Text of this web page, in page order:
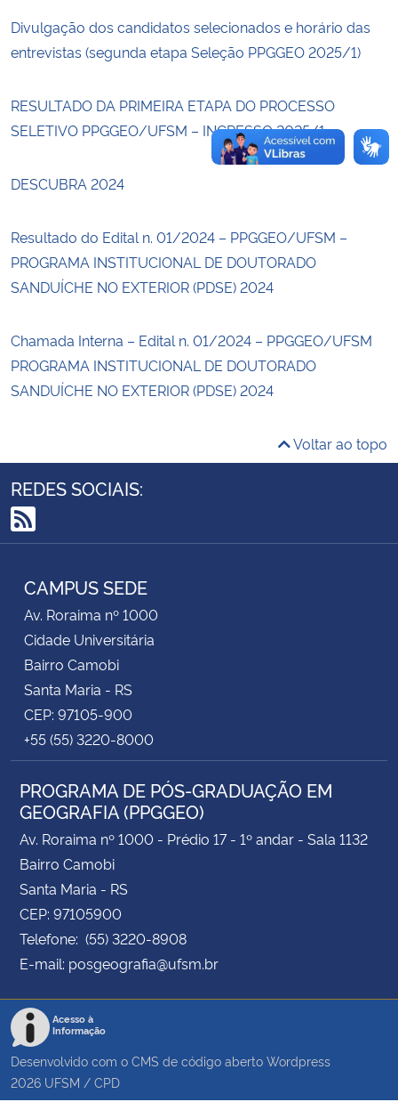
Gabinete de Segurança Institucional
Banco Central do Brasil
Planalto
Divulgação dos candidatos selecionados e horário das
entrevistas (segunda etapa Seleção PPGGEO 2025/1)
RESULTADO DA PRIMEIRA ETAPA DO PROCESSO
SELETIVO PPGGEO/UFSM – INGRESSO 2025/1
DESCUBRA 2024
Resultado do Edital n. 01/2024 – PPGGEO/UFSM –
PROGRAMA INSTITUCIONAL DE DOUTORADO
SANDUÍCHE NO EXTERIOR (PDSE) 2024
Chamada Interna – Edital n. 01/2024 – PPGGEO/UFSM
PROGRAMA INSTITUCIONAL DE DOUTORADO
SANDUÍCHE NO EXTERIOR (PDSE) 2024
Voltar ao topo
REDES SOCIAIS:
RSS
CAMPUS SEDE
Av. Roraima nº 1000
Cidade Universitária
Bairro Camobi
Santa Maria - RS
CEP: 97105-900
+55 (55) 3220-8000
PROGRAMA DE PÓS-GRADUAÇÃO EM
GEOGRAFIA (PPGGEO)
Av. Roraima nº 1000 - Prédio 17 - 1º andar - Sala 1132
Bairro Camobi
Santa Maria - RS
CEP: 97105900
Telefone: (55) 3220-8908
E-mail: posgeografia@ufsm.br
Acesso à
Informação
Desenvolvido com o CMS de código aberto Wordpress
2026 UFSM / CPD